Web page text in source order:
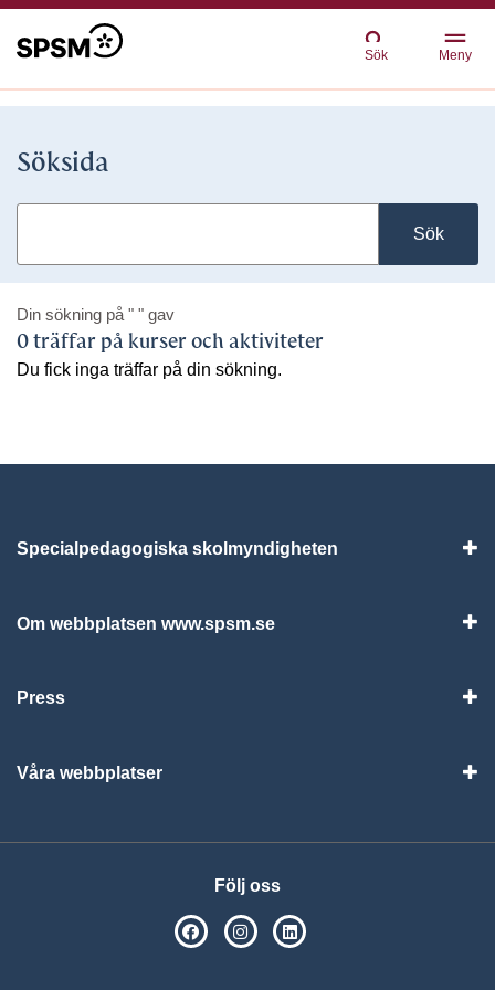
Sök Meny
Söksida
Sök
Din sökning på " " gav
0 träffar på kurser och aktiviteter
Du fick inga träffar på din sökning.
Specialpedagogiska skolmyndigheten
Om webbplatsen www.spsm.se
Press
Våra webbplatser
Följ oss
SPSM på Facebook
SPSM på Instagram